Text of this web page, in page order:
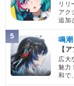
リリ
アク
追加
5 鳴潮
【
広大
魅力
和で